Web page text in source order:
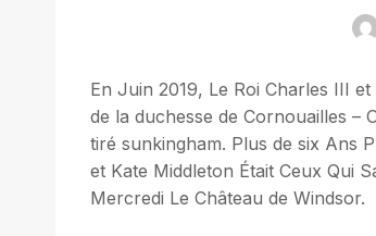
En Juin 2019, Le Roi Charles III
de la duchesse de Cornouailles –
tiré sunkingham. Plus de six Ans
et Kate Middleton Était Ceux Qui
Mercredi Le Château de Windsor.